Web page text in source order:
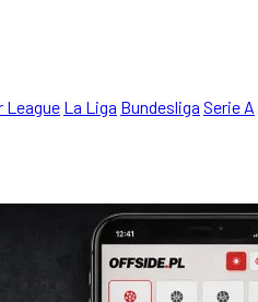
League La Liga Bundesliga Serie A